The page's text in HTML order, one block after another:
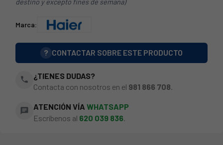
Marca:
? CONTACTAR SOBRE ESTE PRODUCTO
phone
¿TIENES DUDAS?
Contacta con nosotros en el 981 866 708.
chat ATENCIÓN VÍA WHATSAPP
Escríbenos al 620 039 836